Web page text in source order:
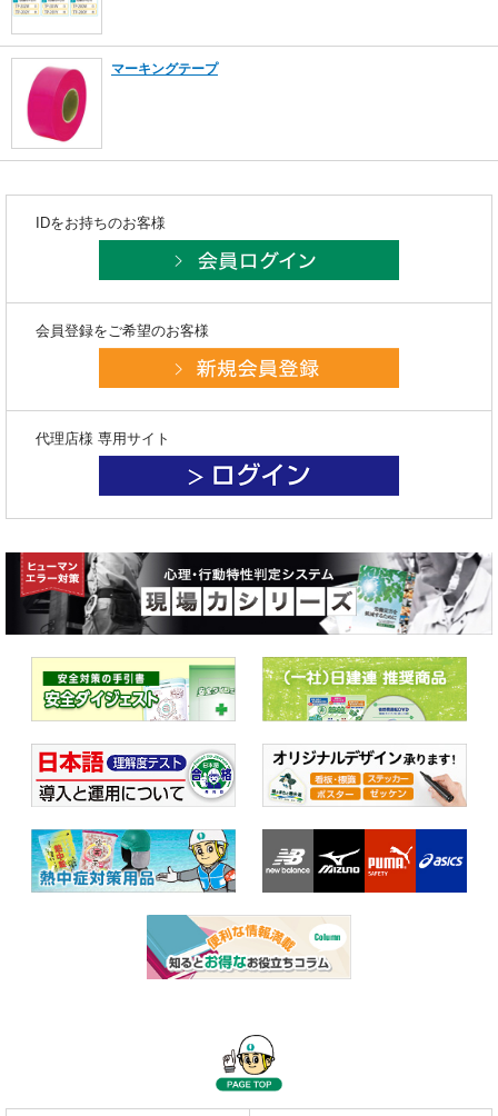
マーキングテープ
IDをお持ちのお客様
会員登録をご希望のお客様
代理店様 専用サイト